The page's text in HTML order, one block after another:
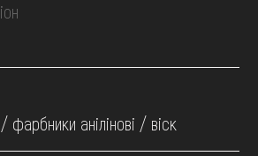
анілінові / віск